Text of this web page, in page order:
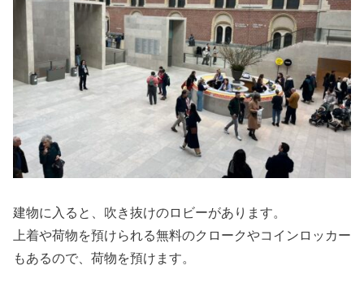
建物に入ると、吹き抜けのロビーがあります。
上着や荷物を預けられる無料のクロークやコインロッカー
もあるので、荷物を預けます。